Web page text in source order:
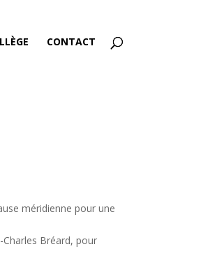
CONTACT
méridienne pour une
Charles Bréard, pour